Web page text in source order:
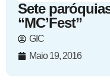
Sete
“MC’Fest”
GIC
Maio 19, 2016